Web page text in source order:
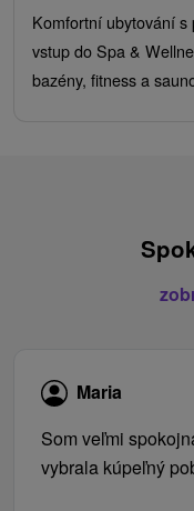
Komfortní ubytování s
vstup do Spa &
bazény, fitness a
Maria
Som veľmi
vybrala kúpeľný